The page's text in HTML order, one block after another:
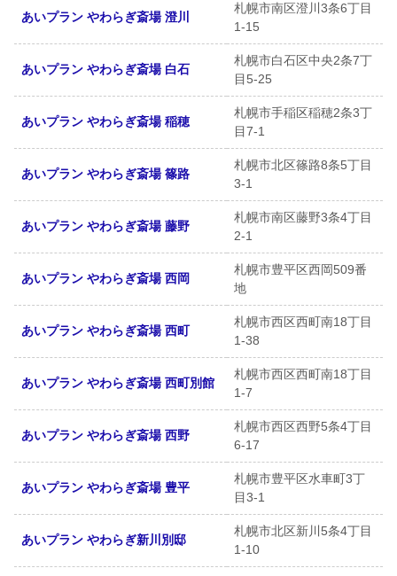
あいプラン やわらぎ斎場 澄川
札幌市南区澄川3条6丁目
1-15
あいプラン やわらぎ斎場 白石
札幌市白石区中央2条7丁
目5-25
あいプラン やわらぎ斎場 稲穂
札幌市手稲区稲穂2条3丁
目7-1
あいプラン やわらぎ斎場 篠路
札幌市北区篠路8条5丁目
3-1
あいプラン やわらぎ斎場 藤野
札幌市南区藤野3条4丁目
2-1
あいプラン やわらぎ斎場 西岡
札幌市豊平区西岡509番
地
あいプラン やわらぎ斎場 西町
札幌市西区西町南18丁目
1-38
あいプラン やわらぎ斎場 西町別館
札幌市西区西町南18丁目
1-7
あいプラン やわらぎ斎場 西野
札幌市西区西野5条4丁目
6-17
あいプラン やわらぎ斎場 豊平
札幌市豊平区水車町3丁
目3-1
あいプラン やわらぎ新川別邸
札幌市北区新川5条4丁目
1-10